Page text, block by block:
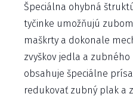
Špeciálna ohybná
tyčinke umožňujú
maškrty a dokonale
zvyškov jedla a
obsahuje špeciálne
redukovať zubný plak a